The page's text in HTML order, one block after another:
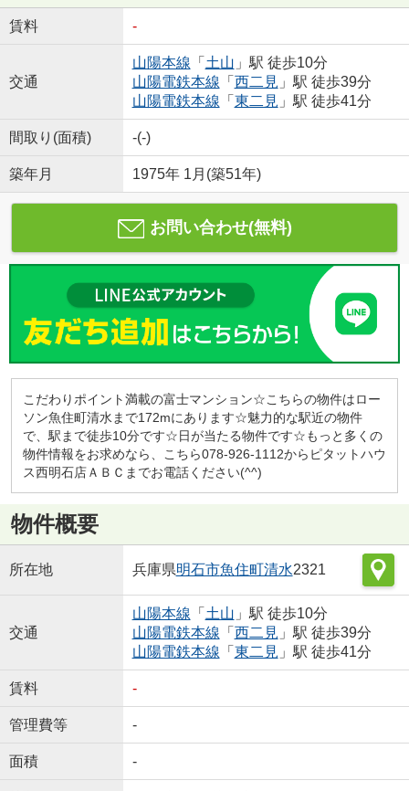
賃料 -
交通
山陽本線 「 土山 」駅 徒歩10分
山陽電鉄本線 「 西二見 」駅 徒歩39分
山陽電鉄本線 「 東二見 」駅 徒歩41分
間取り(面積) -(-)
築年月 1975年 1月(築51年)
お問い合わせ(無料)
こだわりポイント満載の富士マンション☆こちらの物件はロー
ソン魚住町清水まで172mにあります☆魅力的な駅近の物件
で、駅まで徒歩10分です☆日が当たる物件です☆もっと多くの
物件情報をお求めなら、こちら078-926-1112からピタットハウ
ス西明石店ＡＢＣまでお電話ください(^^)
物件概要
所在地 兵庫県明石市魚住町清水2321
交通
山陽本線 「 土山 」駅 徒歩10分
山陽電鉄本線 「 西二見 」駅 徒歩39分
山陽電鉄本線 「 東二見 」駅 徒歩41分
賃料 -
管理費等 -
面積 -